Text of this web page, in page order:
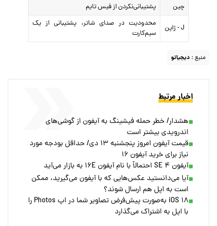
چین
پشتیبانی‌نکردن از فیس تایم
J - ژاپن
محدودیت در صدای شاتر، پشتیبانی از یک
سیم‌کارت
منبع : دیجیاتو
اخبار مرتبط
هشدار/ خطر حمله فیشینگ به آیفون از گوشی‌های
اندرویدی بیشتر است
قیمت آیفون امروز پنجشنبه ۱۳ دی/ حداقل بودجه مورد
نیاز برای خرید آیفون ۱۶
آیفون SE ۴ احتمالاً با نام آیفون ۱۶E به بازار می‌آید
آیا می‌دانستید عکس‌هایی که با آیفون می‌گیرید، ممکن
است به اپل هم ارسال شوند؟
iOS ۱۸ به‌صورت پیش‌فرض تصاویر شما در اپ Photos را
با اپل به اشتراک می‌گذارد